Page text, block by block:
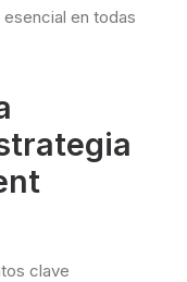
en todas
clave